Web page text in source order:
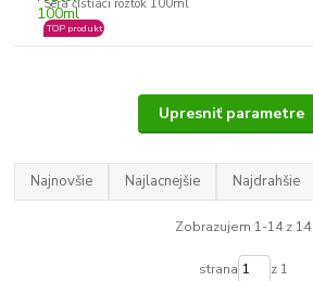
Sera čistiaci roztok 100ml
TOP produkt
Upresniť parametre
Najnovšie Najlacnejšie Najdrahšie
Zobrazujem 1-14 z 14
strana z 1